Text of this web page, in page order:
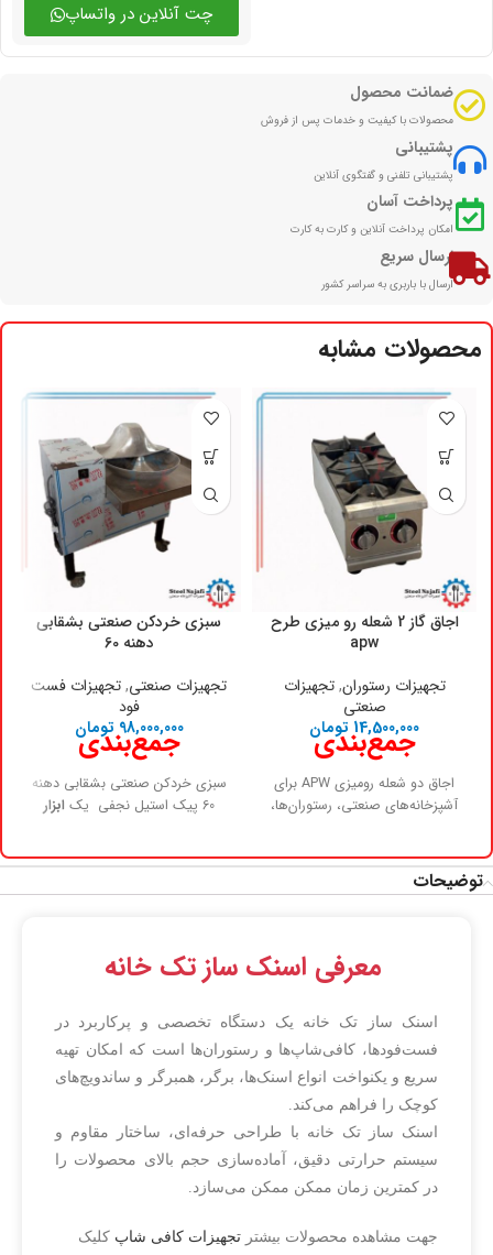
چت آنلاین در واتساپ
ضمانت محصول
محصولات با کیفیت و خدمات پس از فروش
پشتیبانی
پشتیبانی تلفنی و گفتگوی آنلاین
پرداخت آسان
امکان پرداخت آنلاین و کارت به کارت
ارسال سریع
ارسال با باربری به سراسر کشور
محصولات مشابه
اجاق گاز 2 شعله رو میزی طرح
apw
تجهیزات رستوران,تجهیزات
صنعتی
14,500,000 تومان
جمع‌بندی
اجاق دو شعله رومیزی APW برای
آشپزخانه‌های صنعتی، رستوران‌ها،
دقیق حرارت، شبکه شعله‌های مقاوم
چدنی و نظافت آسان، این دستگاه را
سبزی خردکن صنعتی بشقابی
دهنه 60
تجهیزات صنعتی,تجهیزات فست
فود
98,000,000 تومان
جمع‌بندی
سبزی خردکن صنعتی بشقابی دهنه
60 پیک استیل نجفی یک
ابزار
صرفه‌جویی در زمان و افزایش
کیفیت، کارایی آشپزخانه یا کارخانه را
و امکانات ایمنی، می‌توان سال‌ها
بدون مشکل از آن استفاده کرد.
توضیحات
معرفی اسنک ساز تک خانه
اسنک ساز تک خانه یک دستگاه تخصصی و پرکاربرد در
فست‌فودها، کافی‌شاپ‌ها و رستوران‌ها است که امکان تهیه
سریع و یکنواخت انواع اسنک‌ها، برگر، همبرگر و ساندویچ‌های
کوچک را فراهم می‌کند.
اسنک ساز تک خانه با طراحی حرفه‌ای، ساختار مقاوم و
سیستم حرارتی دقیق، آماده‌سازی حجم بالای محصولات را
در کمترین زمان ممکن ممکن می‌سازد.
جهت مشاهده محصولات بیشتر تجهیزات کافی شاپ کلیک